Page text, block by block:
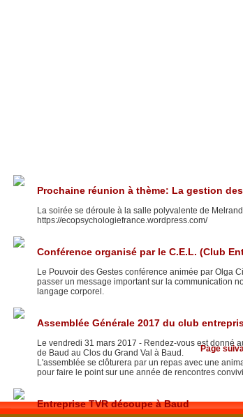
Prochaine réunion à thème: La gestion
La soirée se déroule à la salle polyvalente de
https://ecopsychologiefrance.wordpress.com/
Conférence organisé par le C.E.L. (Club
Le Pouvoir des Gestes conférence animée par Olga
passer un message important sur la communication
langage corporel.
Assemblée Générale 2017 du club
Le vendredi 31 mars 2017 - Rendez-vous est donné
de Baud au Clos du Grand Val à Baud.
L'assemblée se clôturera par un repas avec une
pour faire le point sur une année de rencontres
Entreprise TVR découpe à Baud
Page